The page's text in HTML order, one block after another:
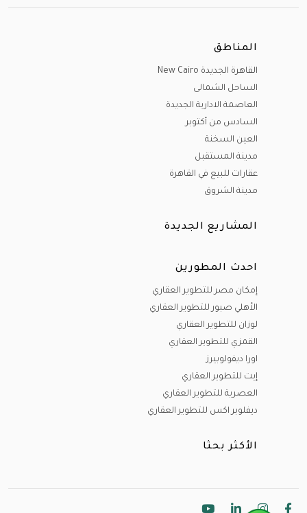
القاهرة الجديدة (التجمع الأول - التجمع الخامس )، مدينة
السادس من أكتوبر ، مدينة الشيخ زايد، مدينة الشيخ زايد
الجديدة (نيو زايد)، مدينة العاصمة الإدارية الجديدة، مدينة
الشروق، مدينتي، مدينة الرحاب، مدينة المستقبل (المستقبل
سيتي )، مدينة هليوبوليس الجديدة ، الساحل الشمالي، مدينة
العلمين الجديدة، الجونة، مدينة راس سدر و مدينة المنصورة
أنواع الوحدات :
و من الوحدات السكنية يوجد لدينا (شقق-فيلات مستقلة-تاون
هاوس- توين هاوس -شاليهات سياحية - ستوديوهات -
دوبليكسات -بنتهاوس-وود هاوس )
وحدات تجارية (مولات تجارية - محلات تجارية- عيادات طبية
المناطق
القاهرة الجديدة New Cairo
الساحل الشمالى
العاصمة الادارية الجديدة
السادس من أكتوبر
العين السخنة
مدينة المستقبل
عقارات للبيع في القاهرة
مدينة الشروق
المشاريع الجديدة
احدث المطورين
إمكان مصر للتطوير العقاري
الأهلي صبور للتطوير العقاري
لوزان للتطوير العقاري
القمزي للتطوير العقاري
اورا ديفولوبيرز
إيت للتطوير العقاري
العصرية للتطوير العقاري
ديفلوبر اكس للتطوير العقاري
الأكثر بحثا